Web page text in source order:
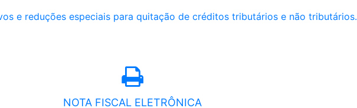
e reduções especiais para quitação de créditos tributários e não tributários.
NOTA FISCAL ELETRÔNICA